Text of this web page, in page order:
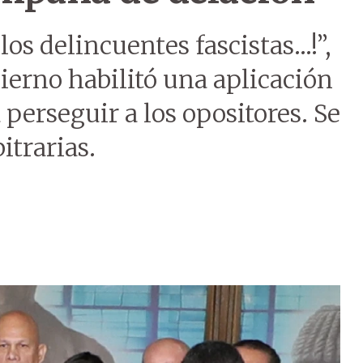
delincuentes fascistas...!”,
habilitó una aplicación
a los opositores. Se